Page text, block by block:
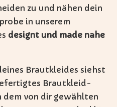
zu und nähen dein
in unserem
designt und made nahe
Brautkleides siehst
Brautkleid-
dem von dir gewählten